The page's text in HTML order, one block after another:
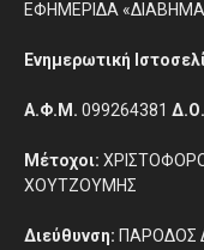
ΕΦΗΜΕΡΙΔΑ
Ενημερωτική
Α.Φ.Μ. 099264381
Μέτοχοι:
ΧΟΥΤΖΟΥΜΗΣ
Διεύθυνση: ΠΑΡΟΔΟΣ